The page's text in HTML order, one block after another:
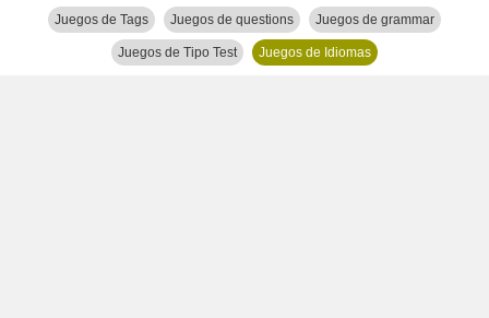
Juegos de Tags Juegos de questions Juegos de grammar
Juegos de Tipo Test Juegos de Idiomas